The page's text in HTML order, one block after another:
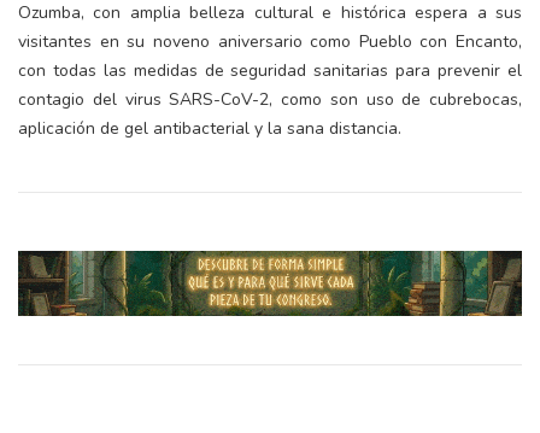
Ozumba, con amplia belleza cultural e histórica espera a sus
visitantes en su noveno aniversario como Pueblo con Encanto,
con todas las medidas de seguridad sanitarias para prevenir el
contagio del virus SARS-CoV-2, como son uso de cubrebocas,
aplicación de gel antibacterial y la sana distancia.